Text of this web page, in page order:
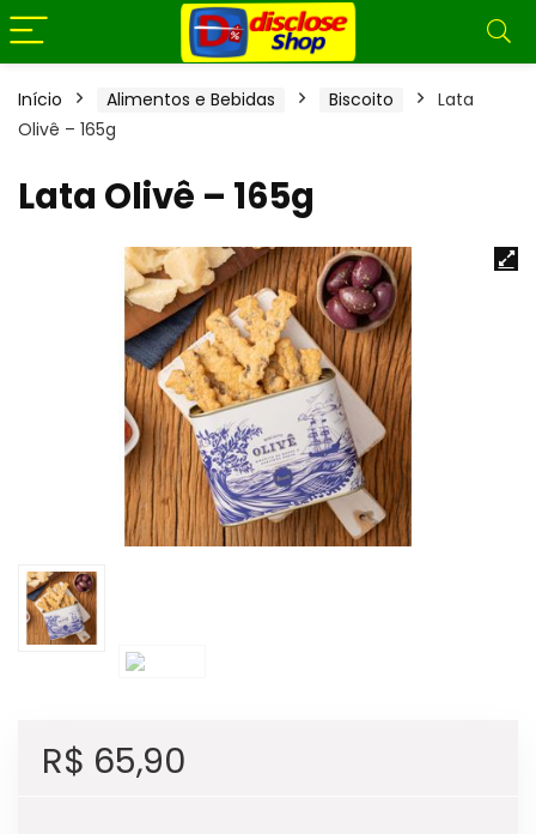
Início Alimentos e Bebidas Biscoito
Lata
Olivê – 165g
Lata Olivê – 165g
R$ 65,90